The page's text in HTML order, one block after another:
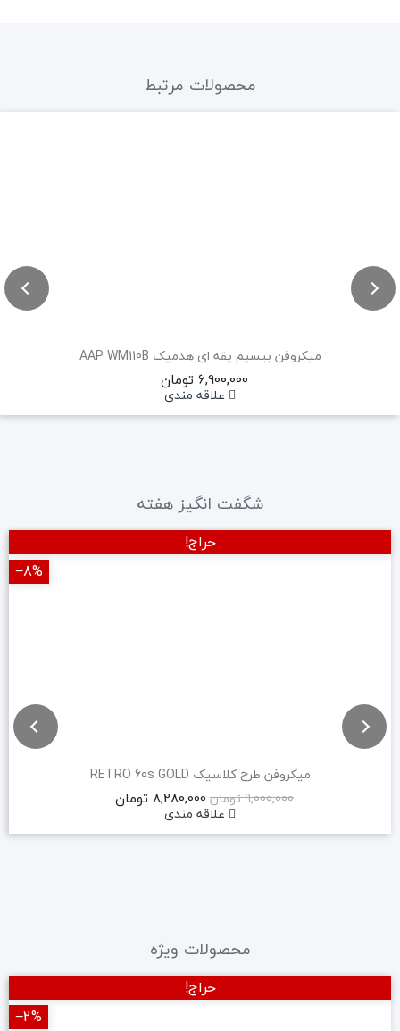
محصولات مرتبط
میکروفن بیسیم یقه ای هدمیک AAP WM110B
6,900,000 تومان
علاقه مندی
شگفت انگیز هفته
میکروفن طرح کلاسیک RETRO 60s GOLD
9,000,000 تومان
8,280,000 تومان
علاقه مندی
حراج!
‎−8%
محصولات ویژه
حراج!
‎−2%